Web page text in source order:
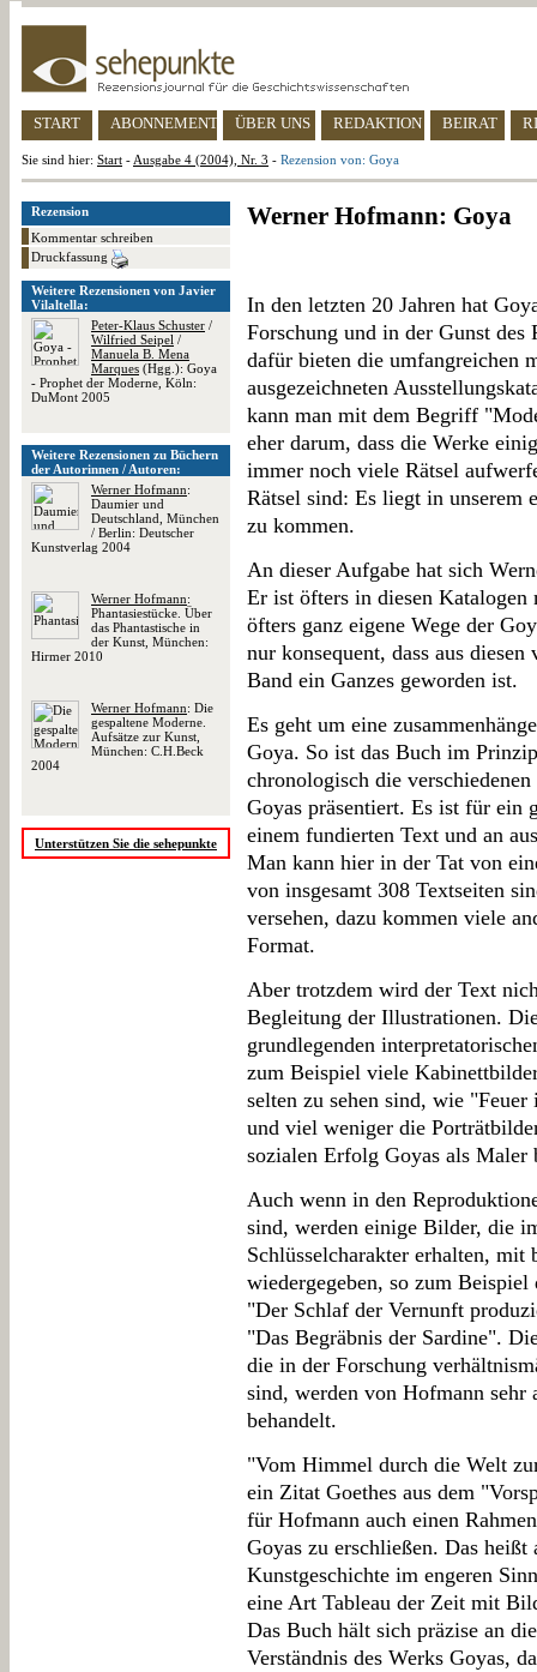
START ABONNEMENT ÜBER UNS REDAKTION BEIRAT
Sie sind hier: Start - Ausgabe 4 (2004), Nr. 3 - Rezension von: Goya
Rezension
Kommentar schreiben
Druckfassung
Weitere Rezensionen von Javier
Vilaltella:
Peter-Klaus Schuster /
Wilfried Seipel /
Manuela B. Mena
Marques (Hgg.): Goya
- Prophet der Moderne, Köln:
DuMont 2005
Weitere Rezensionen zu Büchern
der Autorinnen / Autoren:
Werner Hofmann:
Daumier und
Deutschland, München
/ Berlin: Deutscher
Kunstverlag 2004
Werner Hofmann:
Phantasiestücke. Über
das Phantastische in
der Kunst, München:
Hirmer 2010
Werner Hofmann: Die
gespaltene Moderne.
Aufsätze zur Kunst,
München: C.H.Beck
2004
Unterstützen Sie die sehepunkte
Werner Hofmann: Goya
In den letzten 20 Jahren hat
Forschung und in der Gunst des
dafür bieten die umfangreichen
ausgezeichneten
kann man mit dem Begriff
eher darum, dass die Werke
immer noch viele Rätsel
Rätsel sind: Es liegt in unserem
zu kommen.
An dieser Aufgabe hat sich
Er ist öfters in diesen
öfters ganz eigene Wege der
nur konsequent, dass aus
Band ein Ganzes geworden ist.
Es geht um eine
Goya. So ist das Buch im
chronologisch die
Goyas präsentiert. Es ist für ein
einem fundierten Text und an
Man kann hier in der Tat von
von insgesamt 308 Textseiten
versehen, dazu kommen viele
Format.
Aber trotzdem wird der Text
Begleitung der Illustrationen.
grundlegenden
zum Beispiel viele
selten zu sehen sind, wie
und viel weniger die
sozialen Erfolg Goyas als Maler
Auch wenn in den
sind, werden einige Bilder, die
Schlüsselcharakter erhalten, mit
wiedergegeben, so zum
"Der Schlaf der Vernunft
"Das Begräbnis der Sardine".
die in der Forschung
sind, werden von Hofmann sehr
behandelt.
"Vom Himmel durch die Welt
ein Zitat Goethes aus dem
für Hofmann auch einen
Goyas zu erschließen. Das heißt
Kunstgeschichte im engeren
eine Art Tableau der Zeit mit
Das Buch hält sich präzise an
Verständnis des Werks Goyas,